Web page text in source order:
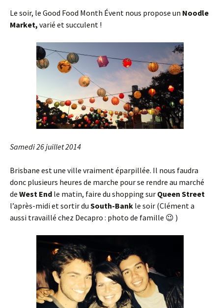
Le soir, le Good Food Month Évent nous propose un Noodle
Market, varié et succulent !
Samedi 26 juillet 2014
Brisbane est une ville vraiment éparpillée. Il nous faudra
donc plusieurs heures de marche pour se rendre au marché
de West End le matin, faire du shopping sur Queen Street
l’après-midi et sortir du South-Bank le soir (Clément a
aussi travaillé chez Decapro : photo de famille 😉 )